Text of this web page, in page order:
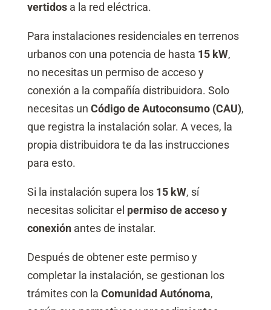
vertidosa la red eléctrica.
Para instalaciones residenciales en terrenos
urbanos con una potencia de hasta 15 kW,
no necesitas un permiso de acceso y
conexión a la compañía distribuidora. Solo
necesitas un Código de Autoconsumo (CAU),
que registra la instalación solar. A veces, la
propia distribuidora te da las instrucciones
para esto.
Si la instalación supera los 15 kW, sí
necesitas solicitar el permiso de acceso y
conexiónantes de instalar.
Después de obtener este permiso y
completar la instalación, se gestionan los
trámites con la Comunidad Autónoma,